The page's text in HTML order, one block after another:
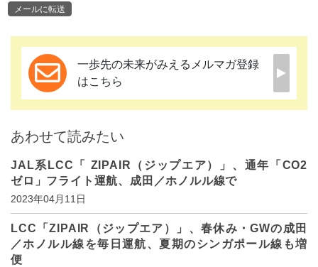
メールに転送
一歩先の未来がみえるメルマガ登録
はこちら
あわせて読みたい
JAL系LCC「 ZIPAIR（ジップエア）」、通年「CO2
ゼロ」フライト運航、成田／ホノルル線で
2023年04月11日
LCC「ZIPAIR（ジップエア）」、春休み・GWの成田
／ホノルル線を毎日運航、夏期のシンガポール線も増
便